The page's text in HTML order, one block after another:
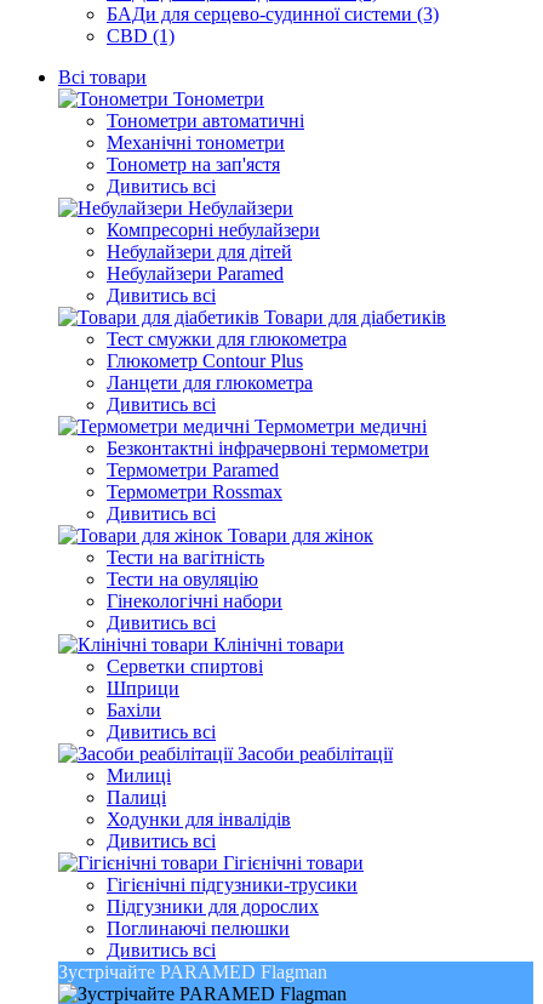
БАДи для серцево-судинної системи (3)
CBD (1)
Всі товари
Тонометри
Тонометри автоматичні
Механічні тонометри
Тонометр на зап'ястя
Дивитись всі
Небулайзери
Компресорні небулайзери
Небулайзери для дітей
Небулайзери Paramed
Дивитись всі
Товари для діабетиків
Тест смужки для глюкометра
Глюкометр Contour Plus
Ланцети для глюкометра
Дивитись всі
Термометри медичні
Безконтактні інфрачервоні термометри
Термометри Paramed
Термометри Rossmax
Дивитись всі
Товари для жінок
Тести на вагітність
Тести на овуляцію
Гінекологічні набори
Дивитись всі
Клінічні товари
Серветки спиртові
Шприци
Бахіли
Дивитись всі
Засоби реабілітації
Милиці
Палиці
Ходунки для інвалідів
Дивитись всі
Гігієнічні товари
Гігієнічні підгузники-трусики
Підгузники для дорослих
Поглинаючі пелюшки
Дивитись всі
Зустрічайте PARAMED Flagman